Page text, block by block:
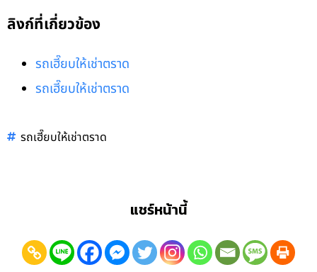
ลิงก์ที่เกี่ยวข้อง
รถเฮี๊ยบให้เช่าตราด
รถเฮี๊ยบให้เช่าตราด
รถเฮี๊ยบให้เช่าตราด
แชร์หน้านี้